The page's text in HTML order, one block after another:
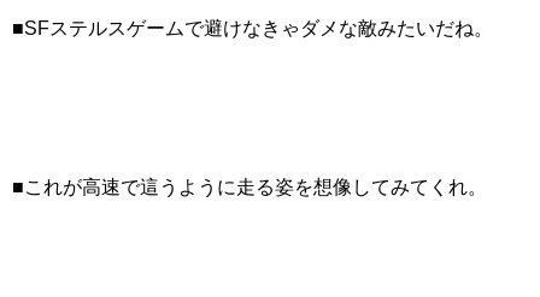
■SFステルスゲームで避けなきゃダメな敵みたいだね。
■これが高速で這うように走る姿を想像してみてくれ。